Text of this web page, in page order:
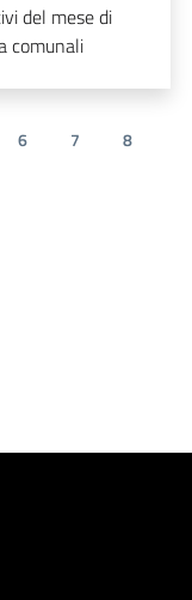
del mese di
comunali
6 7
8